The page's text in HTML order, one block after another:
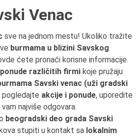
Venac
sve na jednom mestu! Ukoliko tražite
burmama u blizini Savskog
ćete pronaći korisne informacije.
ponude različitih firmi koje pružaju
Savski venac (uži gradski
pogledajte akcije i ponude, uporedite
najviše odgovara.
beogradski deo grada Savski
stupiti u kontakt sa lokalnim